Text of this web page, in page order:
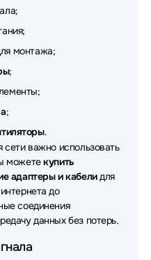
OSNOVO
Origo
оборудования
Supermicro
оборудования
Триколор
оборудования Lonte
монтажа;
;
;
.
сети важно использовать
можетекупить
адаптеры и кабелидля
до
соединения
данных без потерь.